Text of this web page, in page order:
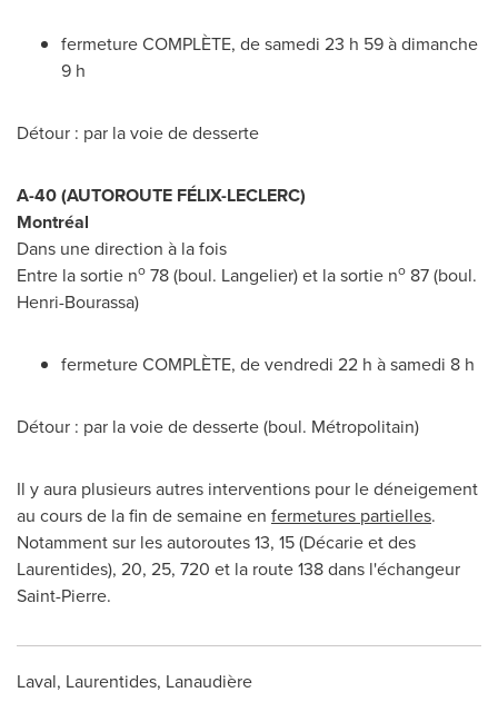
fermeture COMPLÈTE, de samedi 23 h 59 à dimanche
9 h
Détour : par la voie de desserte
A-40 (AUTOROUTE FÉLIX-LECLERC)
Montréal
Dans une direction à la fois
Entre la sortie no 78 (boul. Langelier) et la sortie no 87 (boul.
Henri-Bourassa)
fermeture COMPLÈTE, de vendredi 22 h à samedi 8 h
Détour : par la voie de desserte (boul. Métropolitain)
Il y aura plusieurs autres interventions pour le déneigement
au cours de la fin de semaine en fermetures partielles.
Notamment sur les autoroutes 13, 15 (Décarie et des
Laurentides), 20, 25, 720 et la route 138 dans l'échangeur
Saint-Pierre.
Laval, Laurentides, Lanaudière